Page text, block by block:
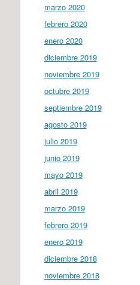
marzo 2020
febrero 2020
enero 2020
diciembre 2019
noviembre 2019
octubre 2019
septiembre 2019
agosto 2019
julio 2019
junio 2019
mayo 2019
abril 2019
marzo 2019
febrero 2019
enero 2019
diciembre 2018
noviembre 2018